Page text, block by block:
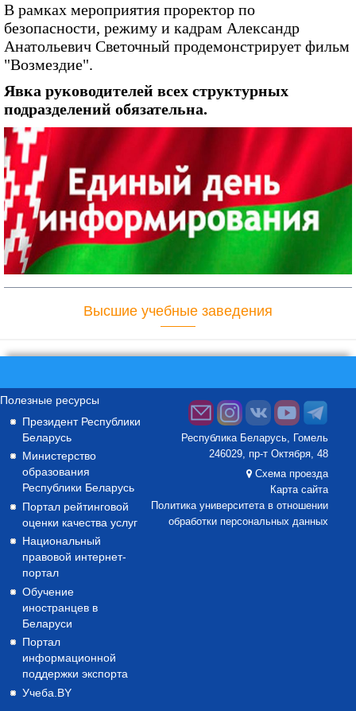
В рамках мероприятия проректор по
безопасности, режиму и кадрам Александр
Анатольевич Светочный продемонстрирует фильм
"Возмездие".
Явка руководителей всех структурных
подразделений обязательна.
Высшие учебные заведения
Полезные ресурсы
Президент Республики
Беларусь
Министерство
образования
Республики Беларусь
Портал рейтинговой
оценки качества услуг
Национальный
правовой интернет-
портал
Обучение
иностранцев в
Беларуси
Портал
информационной
поддержки экспорта
Учеба.BY
Республика Беларусь, Гомель
246029, пр-т Октября, 48
Схема проезда
Карта сайта
Политика университета в отношении
обработки персональных данных